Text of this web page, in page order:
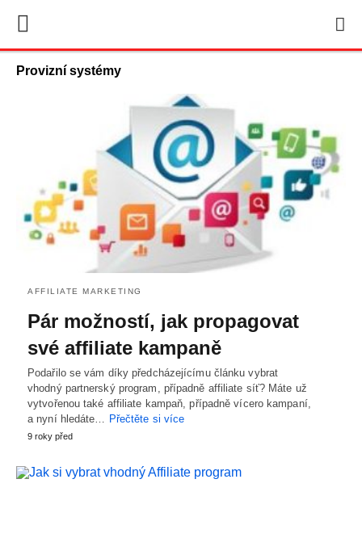
Provizní systémy
AFFILIATE MARKETING
Pár možností, jak propagovat
své affiliate kampaně
Podařilo se vám díky předcházejícímu článku vybrat
vhodný partnerský program, případně affiliate síť? Máte už
vytvořenou také affiliate kampaň, případně vícero kampaní,
a nyní hledáte… Přečtěte si více
9 roky před